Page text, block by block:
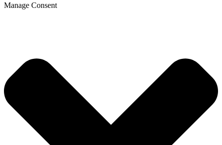
Manage Consent